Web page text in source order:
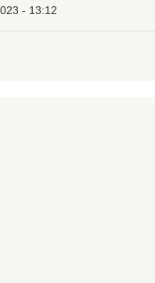
- 13:12